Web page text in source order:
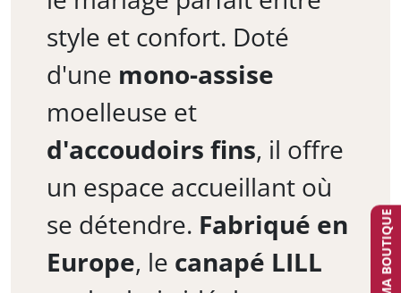
style et confort. Doté
d'une mono-assise
moelleuse et
d'accoudoirs fins, il offre
un espace accueillant où
se détendre. Fabriqué en
Europe, le canapé LILL